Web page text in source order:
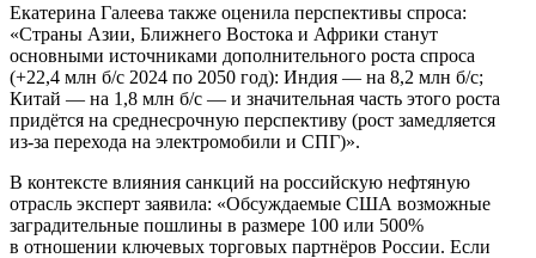
Екатерина Галеева также оценила перспективы спроса:
«Страны Азии, Ближнего Востока и Африки станут
основными источниками дополнительного роста спроса
(+22,4 млн б/с 2024 по 2050 год): Индия — на 8,2 млн б/с;
Китай — на 1,8 млн б/с — и значительная часть этого роста
придётся на среднесрочную перспективу (рост замедляется
из-за перехода на электромобили и СПГ)».
В контексте влияния санкций на российскую нефтяную
отрасль эксперт заявила: «Обсуждаемые США возможные
заградительные пошлины в размере 100 или 500%
в отношении ключевых торговых партнёров России. Если